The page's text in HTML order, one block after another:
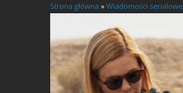
Strona główna » Wiadomości serialowe